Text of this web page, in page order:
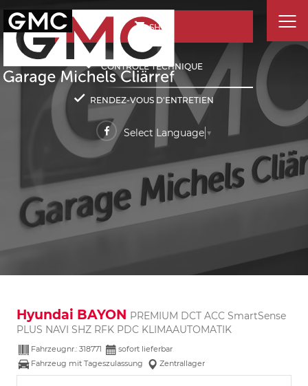
SHOP
CONTRÔLE TECHNIQUE
RENDEZ-VOUS D'ENTRETIEN
Select Language ▼
Hyundai BAYON PREMIUM DCT ACC SmartSense
PLUS NAVI SHZ RFK PDC KLIMAAUTOMATIK
Fahrzeugnr.: 318771
sofort lieferbar
Fahrzeug mit Tageszulassung
Zentrallager